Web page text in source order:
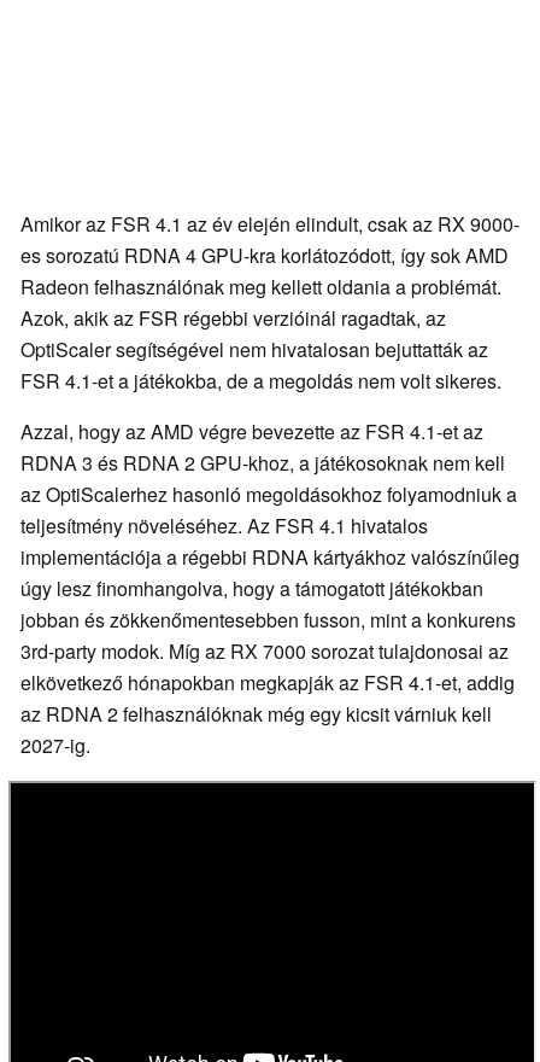
Amikor az FSR 4.1 az év elején elindult, csak az RX 9000-
es sorozatú RDNA 4 GPU-kra korlátozódott, így sok AMD
Radeon felhasználónak meg kellett oldania a problémát.
Azok, akik az FSR régebbi verzióinál ragadtak, az
OptiScaler segítségével nem hivatalosan bejuttatták az
FSR 4.1-et a játékokba, de a megoldás nem volt sikeres.
Azzal, hogy az AMD végre bevezette az FSR 4.1-et az
RDNA 3 és RDNA 2 GPU-khoz, a játékosoknak nem kell
az OptiScalerhez hasonló megoldásokhoz folyamodniuk a
teljesítmény növeléséhez. Az FSR 4.1 hivatalos
implementációja a régebbi RDNA kártyákhoz valószínűleg
úgy lesz finomhangolva, hogy a támogatott játékokban
jobban és zökkenőmentesebben fusson, mint a konkurens
3rd-party modok. Míg az RX 7000 sorozat tulajdonosai az
elkövetkező hónapokban megkapják az FSR 4.1-et, addig
az RDNA 2 felhasználóknak még egy kicsit várniuk kell
2027-ig.